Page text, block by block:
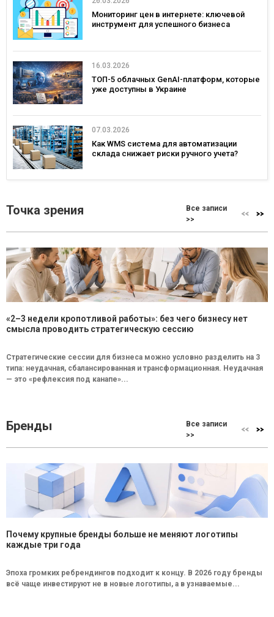
Мониторинг цен в интернете: ключевой
инструмент для успешного бизнеса
16.03.2026
ТОП-5 облачных GenAI-платформ, которые
уже доступны в Украине
07.03.2026
Как WMS система для автоматизации
склада снижает риски ручного учета?
Точка зрения
Все записи
>>
«2–3 недели кропотливой работы»: без чего бизнесу нет
смысла проводить стратегическую сессию
Стратегические сессии для бизнеса можно условно разделить на 3
типа: неудачная, сбалансированная и трансформационная. Неудачная
— это «рефлексия под канапе»...
Бренды
Все записи
>>
Почему крупные бренды больше не меняют логотипы
каждые три года
Эпоха громких ребрендингов подходит к концу. В 2026 году бренды
всё чаще инвестируют не в новые логотипы, а в узнаваемые...